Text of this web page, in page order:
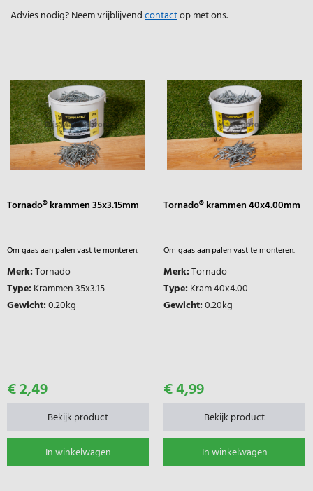
Advies nodig? Neem vrijblijvendcontactop met ons.
Tornado® krammen 35x3.15mm
Om gaas aan palen vast te monteren.
Merk:Tornado
Type: Krammen 35x3.15
Gewicht:0.20kg
€ 2,49
Bekijk product
In winkelwagen
Tornado® krammen 40x4.00mm
Om gaas aan palen vast te monteren.
Merk:Tornado
Type: Kram 40x4.00
Gewicht:0.20kg
€ 4,99
Bekijk product
In winkelwagen